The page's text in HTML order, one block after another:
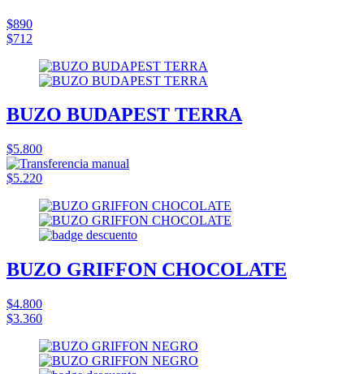
$890
$712
BUZO BUDAPEST TERRA
$5.800
$5.220
BUZO GRIFFON CHOCOLATE
$4.800
$3.360